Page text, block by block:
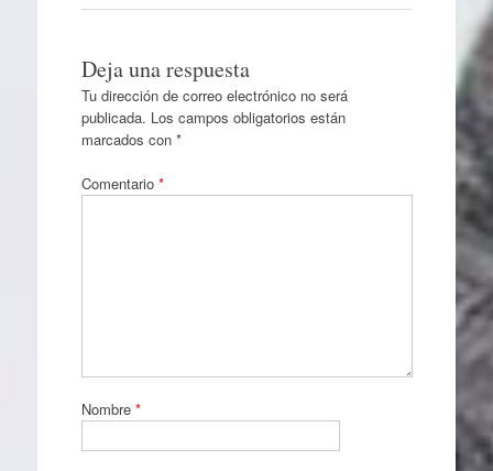
Deja una respuesta
Tu dirección de correo electrónico no será
publicada. Los campos obligatorios están
marcados con *
Comentario *
Nombre *